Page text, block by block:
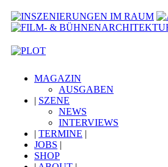
MAGAZIN
AUSGABEN
| SZENE
NEWS
INTERVIEWS
| TERMINE |
JOBS |
SHOP